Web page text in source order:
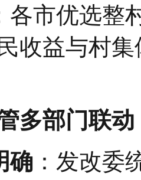
各市优选整
收益与村
多部门联
确‌ ：发改委